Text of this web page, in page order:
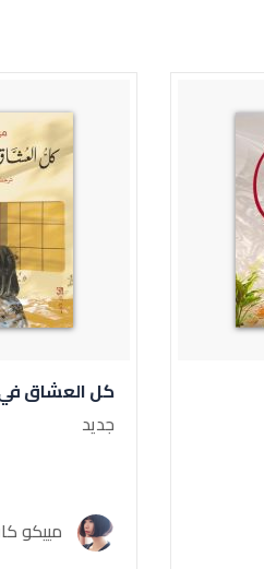
كل العشاق في الليل
مييكو كاواكامي